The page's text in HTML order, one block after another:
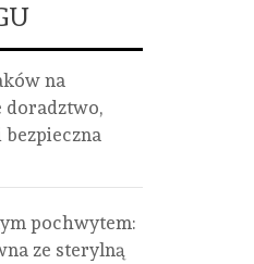
na
doradztwo,
pochwytem:
ze sterylną